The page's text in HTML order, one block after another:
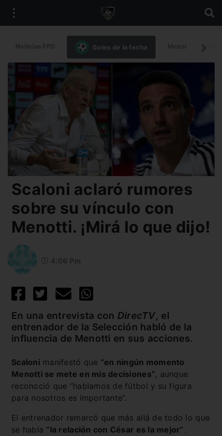
Goles de la fecha
Scaloni aclaró rumores
sobre su vínculo con
Menotti. ¡Mirá lo que dijo!
En una entrevista con DirecTV, el
entrenador de la Selección habló de la
influencia de Menotti en sus acciones.
Scaloni manifestó que “en ningún momento
Menotti se mete en mis decisiones”, aunque
reconoció que “hablamos de fútbol y su figura
para nosotros es importante”.
El entrenador remarcó que más allá de todo lo que
se habla “la relación con César es la mejor”.